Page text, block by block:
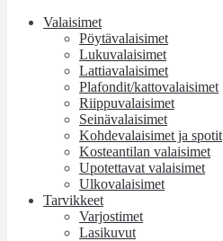
Valaisimet
Pöytävalaisimet
Lukuvalaisimet
Lattiavalaisimet
Plafondit/kattovalaisimet
Riippuvalaisimet
Seinävalaisimet
Kohdevalaisimet ja spotit
Kosteantilan valaisimet
Upotettavat valaisimet
Ulkovalaisimet
Tarvikkeet
Varjostimet
Lasikuvut